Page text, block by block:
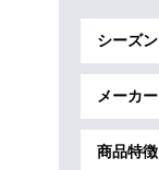
シーズン
メーカー
商品特徴